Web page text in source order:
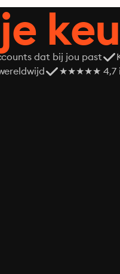
dat bij jou past
★★★★★ 4,7